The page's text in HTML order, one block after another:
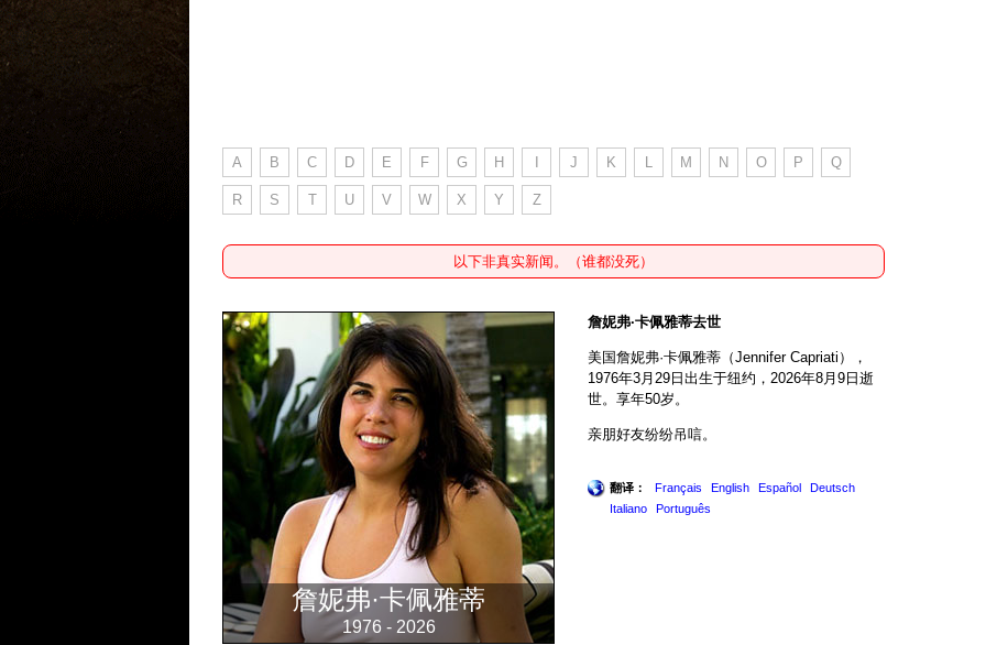
A B C D E F G H J K L M N O P Q
R S T U V W X Y Z
以下非真实新闻。（谁都没死）
詹妮弗·卡佩雅蒂
1976 - 2026
詹妮弗·卡佩雅蒂去世
美国詹妮弗·卡佩雅蒂（Jennifer Capriati），
1976年3月29日出生于纽约，2026年8月9日逝
世。享年50岁。
亲朋好友纷纷吊唁。
翻译： Français English Español
Deutsch
Italiano
Português